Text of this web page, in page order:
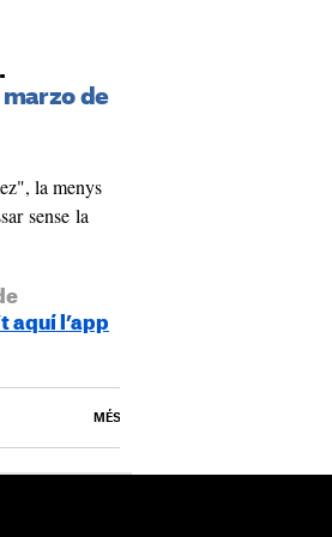
marzo de
la menys
sense la
aquí l’app
MÉS